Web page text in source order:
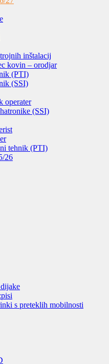
inštalacij
kovin – orodjar
(PTI)
(SSI)
operater
(SSI)
tehnik (PTI)
26
s preteklih mobilnosti